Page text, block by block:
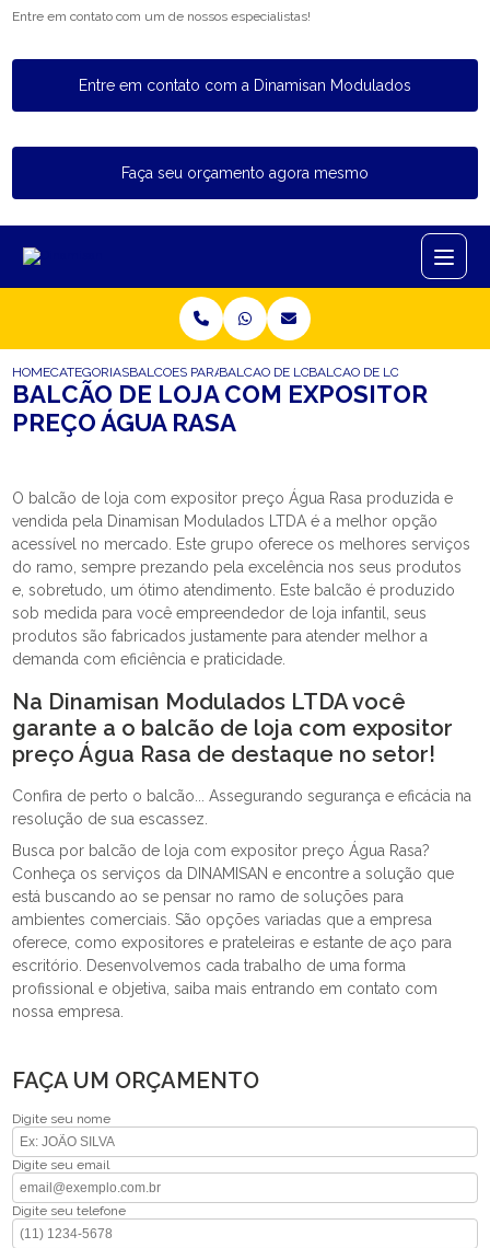
Entre em contato com um de nossos especialistas!
Entre em contato com a Dinamisan Modulados
Faça seu orçamento agora mesmo
HOMECATEGORIASBALCOES PARA LOJABALCAO DE LOJA INFANTIL
BALCAO DE LOJA COM
BALCÃO DE LOJA COM EXPOSITOR
PREÇO ÁGUA RASA
O balcão de loja com expositor preço Água Rasa produzida e
vendida pela Dinamisan Modulados LTDA é a melhor opção
acessível no mercado. Este grupo oferece os melhores serviços
do ramo, sempre prezando pela excelência nos seus produtos
e, sobretudo, um ótimo atendimento. Este balcão é produzido
sob medida para você empreendedor de loja infantil, seus
produtos são fabricados justamente para atender melhor a
demanda com eficiência e praticidade.
Na Dinamisan Modulados LTDA você
garante a o balcão de loja com expositor
preço Água Rasa de destaque no setor!
Confira de perto o balcão... Assegurando segurança e eficácia na
resolução de sua escassez.
Busca por balcão de loja com expositor preço Água Rasa?
Conheça os serviços da DINAMISAN e encontre a solução que
está buscando ao se pensar no ramo de soluções para
ambientes comerciais. São opções variadas que a empresa
oferece, como expositores e prateleiras e estante de aço para
escritório. Desenvolvemos cada trabalho de uma forma
profissional e objetiva, saiba mais entrando em contato com
nossa empresa.
FAÇA UM ORÇAMENTO
Digite seu nome
Digite seu email
Digite seu telefone